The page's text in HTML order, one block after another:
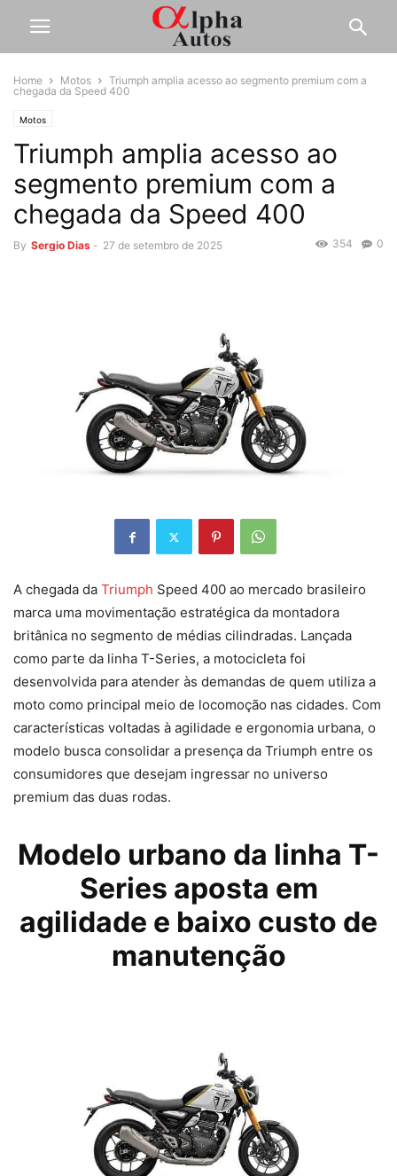
Home Motos
Triumph amplia acesso ao segmento premium com a
chegada da Speed 400
Motos
Triumph amplia acesso ao
segmento premium com a
chegada da Speed 400
By Sergio Dias - 27 de setembro de 2025 0
354
A chegada da Triumph Speed 400 ao mercado brasileiro
marca uma movimentação estratégica da montadora
britânica no segmento de médias cilindradas. Lançada
como parte da linha T-Series, a motocicleta foi
desenvolvida para atender às demandas de quem utiliza a
moto como principal meio de locomoção nas cidades. Com
características voltadas à agilidade e ergonomia urbana, o
modelo busca consolidar a presença da Triumph entre os
consumidores que desejam ingressar no universo
premium das duas rodas.
Modelo urbano da linha T-
Series aposta em
agilidade e baixo custo de
manutenção